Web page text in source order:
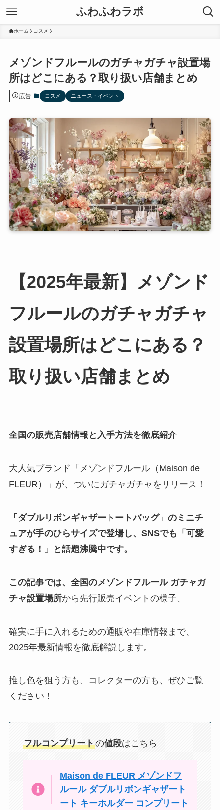
ふわふわラボ
ホーム コスメ
メゾンドフルールのガチャガチャ設置場
所はどこにある？取り扱い店舗まとめ
広告 コスメ ニュース・イベント
【2025年最新】メゾンド
フルールのガチャガチャ
設置場所はどこにある？
取り扱い店舗まとめ
全国の販売店舗情報と入手方法を徹底紹介
大人気ブランド「メゾンドフルール（Maison de
FLEUR）」が、ついにガチャガチャをリリース！
「ダブルリボンギャザートートバッグ」 のミニチ
ュアが手のひらサイズで登場し、SNSでも「可愛
すぎる！」と話題沸騰中です。
この記事では、全国のメゾンドフルール ガチャガ
チャ設置場所から先行販売イベントの様子、
確実に手に入れるための通販や在庫情報まで、
2025年最新情報を徹底解説します。
推し色を狙う方も、コレクターの方も、ぜひご覧
ください！
フルコンプリートの値段はこちら
Maison de FLEUR メゾンドフ
ルール ダブルリボンギャザート
ート キーホルダー コンプリート